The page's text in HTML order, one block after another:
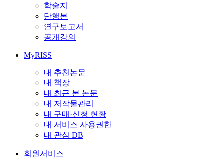
학술지
단행본
연구보고서
공개강의
MyRISS
내 추천논문
내 책장
내 최근 본 논문
내 저작물관리
내 구매·신청 현황
내 서비스 사용권한
내 관심 DB
회원서비스